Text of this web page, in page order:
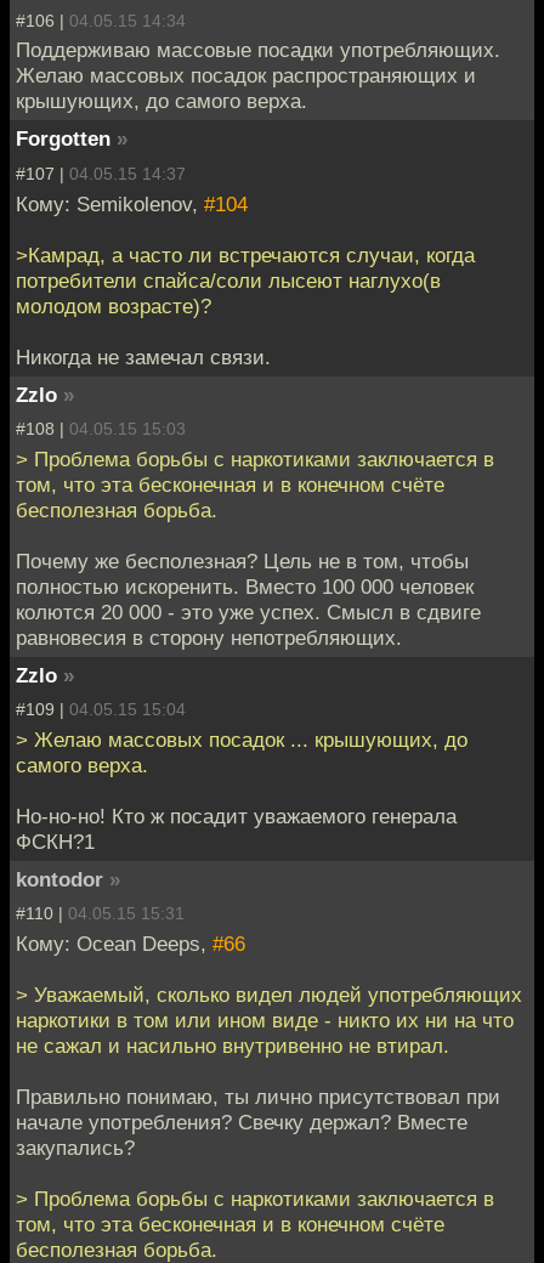
#106 | 04.05.15 14:34
Поддерживаю массовые посадки употребляющих.
Желаю массовых посадок распространяющих и
крышующих, до самого верха.
Forgotten »
#107 | 04.05.15 14:37
Кому: Semikolenov, #104
>Камрад, а часто ли встречаются случаи, когда
потребители спайса/соли лысеют наглухо(в
молодом возрасте)?
Никогда не замечал связи.
Zzlo »
#108 | 04.05.15 15:03
> Проблема борьбы с наркотиками заключается в
том, что эта бесконечная и в конечном счёте
бесполезная борьба.
Почему же бесполезная? Цель не в том, чтобы
полностью искоренить. Вместо 100 000 человек
колются 20 000 - это уже успех. Смысл в сдвиге
равновесия в сторону непотребляющих.
Zzlo »
#109 | 04.05.15 15:04
> Желаю массовых посадок ... крышующих, до
самого верха.
Но-но-но! Кто ж посадит уважаемого генерала
ФСКН?1
kontodor »
#110 | 04.05.15 15:31
Кому: Ocean Deeps, #66
> Уважаемый, сколько видел людей употребляющих
наркотики в том или ином виде - никто их ни на что
не сажал и насильно внутривенно не втирал.
Правильно понимаю, ты лично присутствовал при
начале употребления? Свечку держал? Вместе
закупались?
> Проблема борьбы с наркотиками заключается в
том, что эта бесконечная и в конечном счёте
бесполезная борьба.